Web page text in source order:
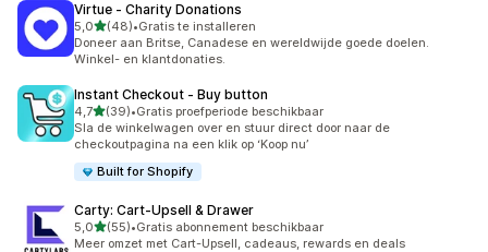
Virtue ‑ Charity Donations
5,0van 5 sterren
(48)
48 recensies in totaal
•Gratis te installeren
Doneer aan Britse, Canadese en wereldwijde goede doelen.
Winkel- en klantdonaties.
Instant Checkout ‑ Buy button
4,7van 5 sterren
(39)
39 recensies in totaal
•Gratis proefperiode beschikbaar
Sla de winkelwagen over en stuur direct door naar de
checkoutpagina na een klik op ‘Koop nu’
Built for Shopify
Carty: Cart‑Upsell & Drawer
5,0van 5 sterren
(55)
55 recensies in totaal
•Gratis abonnement beschikbaar
Meer omzet met Cart-Upsell, cadeaus, rewards en deals